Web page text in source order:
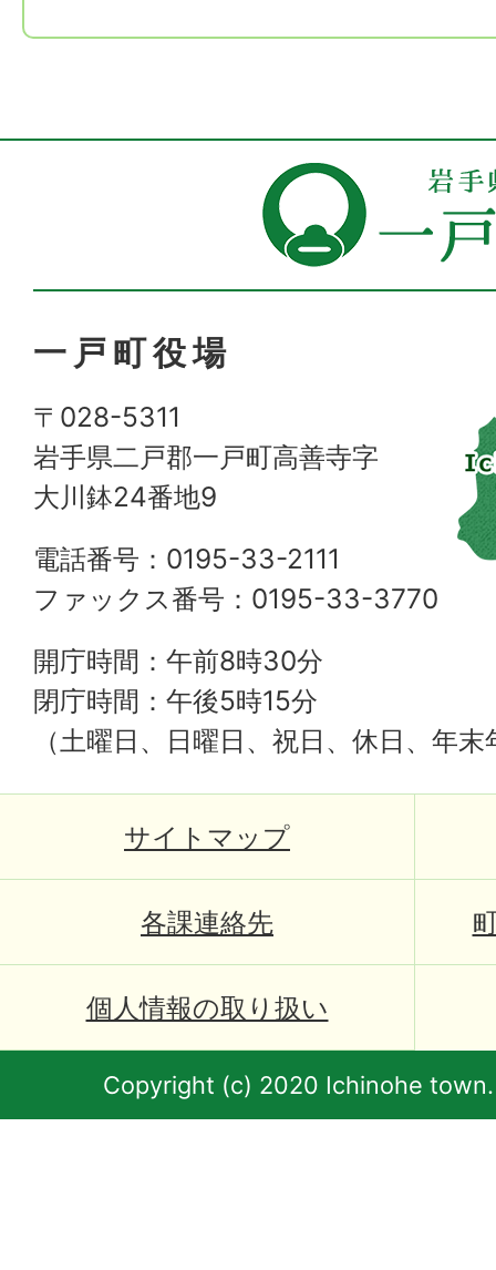
一戸町役場
〒028-5311
岩手県二戸郡一戸町高善寺字
大川鉢24番地9
電話番号：0195-33-2111
ファックス番号：0195-33-3770
開庁時間：午前8時30分
閉庁時間：午後5時15分
（土曜日、日曜日、祝日、休日、年
サイトマップ
各課連絡先
個人情報の取り扱い
Copyright (c) 2020 Ichinohe